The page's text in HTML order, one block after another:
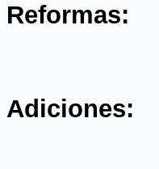
Reformas:
Adiciones: